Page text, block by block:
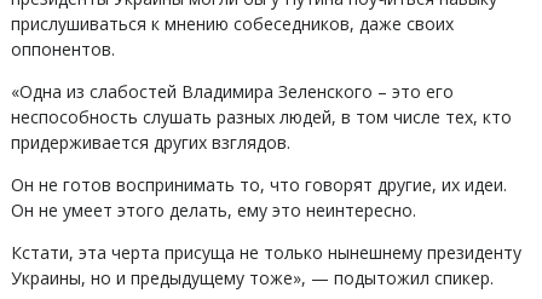
прислушиваться к мнению собеседников, даже своих
оппонентов.
«Одна из слабостей Владимира Зеленского – это его
неспособность слушать разных людей, в том числе тех, кто
придерживается других взглядов.
Он не готов воспринимать то, что говорят другие, их идеи.
Он не умеет этого делать, ему это неинтересно.
Кстати, эта черта присуща не только нынешнему президенту
Украины, но и предыдущему тоже», — подытожил спикер.